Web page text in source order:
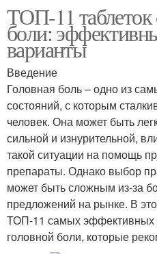
ТОП-11 таблеток
боли:
варианты
Введение
Головная боль – одно из
состояний, с которым
человек. Она может быть
сильной и изнурительной,
такой ситуации на помощь
препараты. Однако выбор
может быть сложным из-за
предложений на рынке. В
ТОП-11 самых эффективных
головной боли, которые